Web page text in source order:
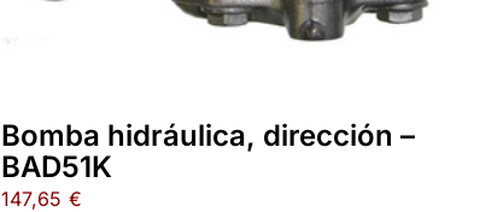
Bomba hidráulica, dirección –
BAD51K
147,65 €